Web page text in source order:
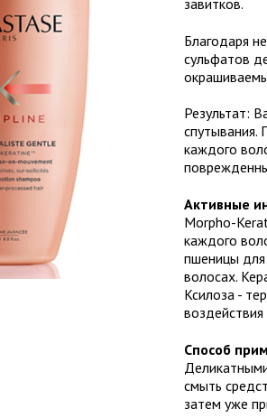
Благодаря
сульфатов
Результат:
спутывания.
каждого
Активные
Morpho-
каждого
пшеницы для
волосах.
Ксилоза -
Способ
смыть
затем уже